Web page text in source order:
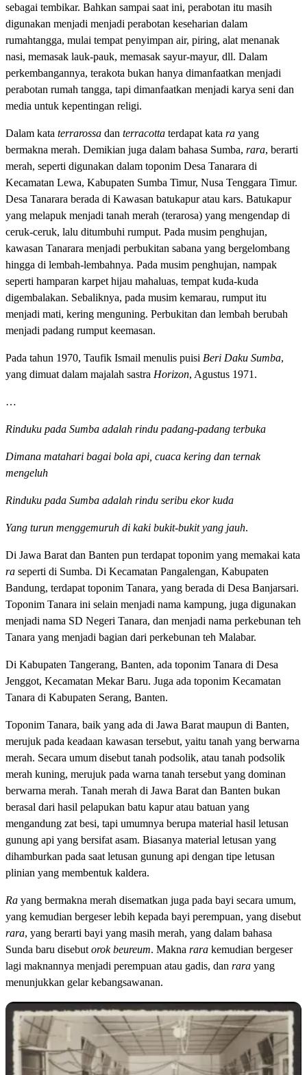
sebagai tembikar. Bahkan sampai saat ini, perabotan itu masih
digunakan menjadi menjadi perabotan keseharian dalam
rumahtangga, mulai tempat penyimpan air, piring, alat menanak
nasi, memasak lauk-pauk, memasak sayur-mayur, dll. Dalam
perkembangannya, terakota bukan hanya dimanfaatkan menjadi
perabotan rumah tangga, tapi dimanfaatkan menjadi karya seni dan
media untuk kepentingan religi.
Dalam kata terrarossa dan terracotta terdapat kata ra yang
bermakna merah. Demikian juga dalam bahasa Sumba, rara, berarti
merah, seperti digunakan dalam toponim Desa Tanarara di
Kecamatan Lewa, Kabupaten Sumba Timur, Nusa Tenggara Timur.
Desa Tanarara berada di Kawasan batukapur atau kars. Batukapur
yang melapuk menjadi tanah merah (terarosa) yang mengendap di
ceruk-ceruk, lalu ditumbuhi rumput. Pada musim penghujan,
kawasan Tanarara menjadi perbukitan sabana yang bergelombang
hingga di lembah-lembahnya. Pada musim penghujan, nampak
seperti hamparan karpet hijau mahaluas, tempat kuda-kuda
digembalakan. Sebaliknya, pada musim kemarau, rumput itu
menjadi mati, kering menguning. Perbukitan dan lembah berubah
menjadi padang rumput keemasan.
Pada tahun 1970, Taufik Ismail menulis puisi Beri Daku Sumba,
yang dimuat dalam majalah sastra Horizon, Agustus 1971.
…
Rinduku pada Sumba adalah rindu padang-padang terbuka
Dimana matahari bagai bola api, cuaca kering dan ternak
mengeluh
Rinduku pada Sumba adalah rindu seribu ekor kuda
Yang turun menggemuruh di kaki bukit-bukit yang jauh.
Di Jawa Barat dan Banten pun terdapat toponim yang memakai kata
ra seperti di Sumba. Di Kecamatan Pangalengan, Kabupaten
Bandung, terdapat toponim Tanara, yang berada di Desa Banjarsari.
Toponim Tanara ini selain menjadi nama kampung, juga digunakan
menjadi nama SD Negeri Tanara, dan menjadi nama perkebunan teh
Tanara yang menjadi bagian dari perkebunan teh Malabar.
Di Kabupaten Tangerang, Banten, ada toponim Tanara di Desa
Jenggot, Kecamatan Mekar Baru. Juga ada toponim Kecamatan
Tanara di Kabupaten Serang, Banten.
Toponim Tanara, baik yang ada di Jawa Barat maupun di Banten,
merujuk pada keadaan kawasan tersebut, yaitu tanah yang berwarna
merah. Secara umum disebut tanah podsolik, atau tanah podsolik
merah kuning, merujuk pada warna tanah tersebut yang dominan
berwarna merah. Tanah merah di Jawa Barat dan Banten bukan
berasal dari hasil pelapukan batu kapur atau batuan yang
mengandung zat besi, tapi umumnya berupa material hasil letusan
gunung api yang bersifat asam. Biasanya material letusan yang
dihamburkan pada saat letusan gunung api dengan tipe letusan
plinian yang membentuk kaldera.
Ra yang bermakna merah disematkan juga pada bayi secara umum,
yang kemudian bergeser lebih kepada bayi perempuan, yang disebut
rara, yang berarti bayi yang masih merah, yang dalam bahasa
Sunda baru disebut orok beureum. Makna rara kemudian bergeser
lagi maknannya menjadi perempuan atau gadis, dan rara yang
menunjukkan gelar kebangsawanan.